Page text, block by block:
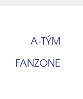
A‑TÝM
FANZONE